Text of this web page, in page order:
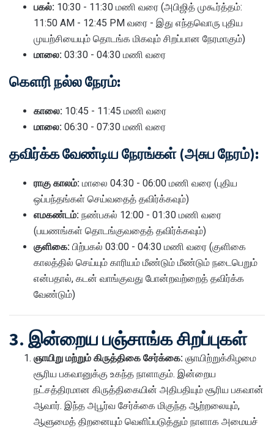
பகல்: 10:30 - 11:30 மணி வரை (அபிஜித் முகூர்த்தம்:
11:50 AM - 12:45 PM வரை - இது எந்தவொரு புதிய
முயற்சியையும் தொடங்க மிகவும் சிறப்பான நேரமாகும்)
மாலை: 03:30 - 04:30 மணி வரை
கௌரி நல்ல நேரம்:
காலை: 10:45 - 11:45 மணி வரை
மாலை: 06:30 - 07:30 மணி வரை
தவிர்க்க வேண்டிய நேரங்கள் (அசுப நேரம்):
ராகு காலம்: மாலை 04:30 - 06:00 மணி வரை (புதிய
ஒப்பந்தங்கள் செய்வதைத் தவிர்க்கவும்)
எமகண்டம்: நண்பகல் 12:00 - 01:30 மணி வரை
(பயணங்கள் தொடங்குவதைத் தவிர்க்கவும்)
குளிகை: பிற்பகல் 03:00 - 04:30 மணி வரை (குளிகை
காலத்தில் செய்யும் காரியம் மீண்டும் மீண்டும் நடைபெறும்
என்பதால், கடன் வாங்குவது போன்றவற்றைத் தவிர்க்க
வேண்டும்)
3. இன்றைய பஞ்சாங்க சிறப்புகள்
ஞாயிறு மற்றும் கிருத்திகை சேர்க்கை: ஞாயிற்றுக்கிழமை
சூரிய பகவானுக்கு உகந்த நாளாகும். இன்றைய
நட்சத்திரமான கிருத்திகையின் அதிபதியும் சூரிய பகவான்
ஆவார். இந்த அபூர்வ சேர்க்கை மிகுந்த ஆற்றலையும்,
ஆளுமைத் திறனையும் வெளிப்படுத்தும் நாளாக அமையச்